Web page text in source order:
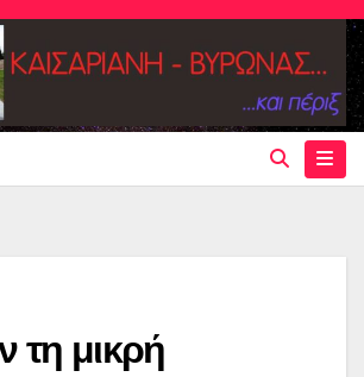
τη μικρή